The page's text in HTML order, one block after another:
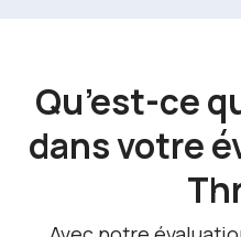
Qu’est-ce
dans votre